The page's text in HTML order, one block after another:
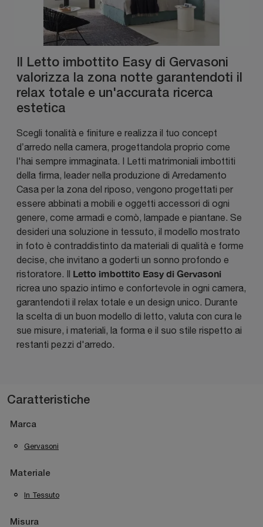
Il Letto imbottito Easy di Gervasoni
valorizza la zona notte garantendoti il
relax totale e un'accurata ricerca
estetica
Scegli tonalità e finiture e realizza il tuo concept
d’arredo nella camera, progettandola proprio come
l'hai sempre immaginata. I Letti matrimoniali imbottiti
della firma, leader nella produzione di Arredamento
Casa per la zona del riposo, vengono progettati per
essere abbinati a mobili e oggetti accessori di ogni
genere, come armadi e comò, lampade e piantane. Se
desideri una soluzione in tessuto, il modello mostrato
in foto è contraddistinto da materiali di qualità e forme
decise, che invitano a goderti un sonno profondo e
ristoratore. Il Letto imbottito Easy di Gervasoni
ricrea uno spazio intimo e confortevole in ogni camera,
garantendoti il relax totale e un design unico. Durante
la scelta di un buon modello di letto, valuta con cura le
sue misure, i materiali, la forma e il suo stile rispetto ai
restanti pezzi d'arredo.
Caratteristiche
Marca
Gervasoni
Materiale
In Tessuto
Misura